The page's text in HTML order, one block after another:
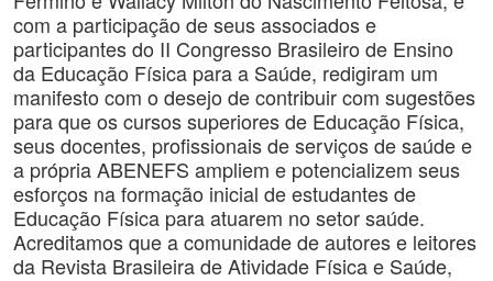
com a participação de seus associados e
participantes do II Congresso Brasileiro de Ensino
da Educação Física para a Saúde, redigiram um
manifesto com o desejo de contribuir com sugestões
para que os cursos superiores de Educação Física,
seus docentes, profissionais de serviços de saúde e
a própria ABENEFS ampliem e potencializem seus
esforços na formação inicial de estudantes de
Educação Física para atuarem no setor saúde.
Acreditamos que a comunidade de autores e leitores
da Revista Brasileira de Atividade Física e Saúde,